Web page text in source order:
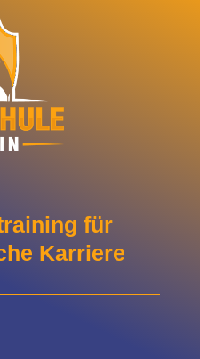
für
Karriere